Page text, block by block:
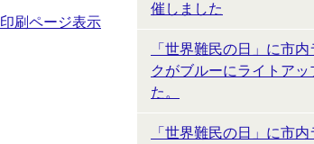
印刷ページ表示
催しました
「世界難民の日」に市
クがブルーにライトアッ
た。
「世界難民の日」に市